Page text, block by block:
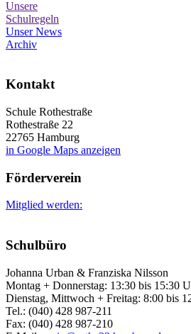
Unsere
Schulregeln
Unser News
Archiv
Kontakt
Schule Rothestraße
Rothestraße 22
22765 Hamburg
in Google Maps anzeigen
Förderverein
Mitglied werden:
Schulbüro
Johanna Urban & Franziska Nilsson
Montag + Donnerstag: 13:30 bis 15:30
Dienstag, Mittwoch + Freitag: 8:00 bis
Tel.: (040) 428 987-211
Fax: (040) 428 987-210